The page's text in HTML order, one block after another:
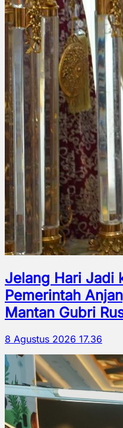
Jelang Hari Jadi
Pemerintah
Mantan Gubri
8 Agustus 2026 17.36